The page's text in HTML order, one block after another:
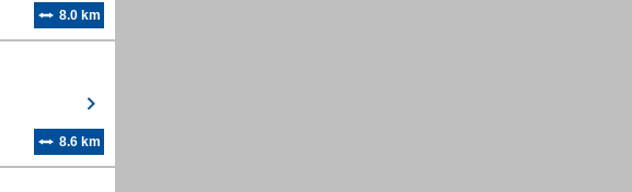
8.0 km
8.6 km